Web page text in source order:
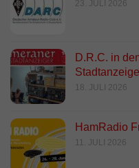
23. JULI 2026
D.R.C. in
18. JULI 2026
HamRadio
11. JULI 2026